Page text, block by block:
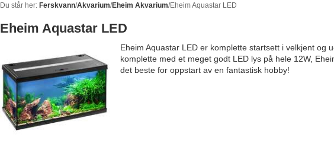
Du står her: Ferskvann/Akvarium/Eheim Akvarium/Eheim Aquastar LED
Eheim Aquastar LED
Eheim Aquastar LED er komplette startsett i velkjent og
komplette med et meget godt LED lys på hele 12W,
det beste for oppstart av en fantastisk hobby!